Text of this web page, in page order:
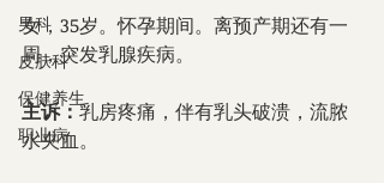
男科
皮肤科
保健养生
职业病
女，35岁。怀孕期间。离预产期还有一
周，突发乳腺疾病。
主诉：乳房疼痛，伴有乳头破溃，流脓
水夹血。